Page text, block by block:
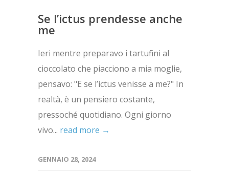
Se l’ictus prendesse anche
me
Ieri mentre preparavo i tartufini al
cioccolato che piacciono a mia moglie,
pensavo: "E se l’ictus venisse a me?" In
realtà, è un pensiero costante,
pressoché quotidiano. Ogni giorno
vivo... read more →
GENNAIO 28, 2024